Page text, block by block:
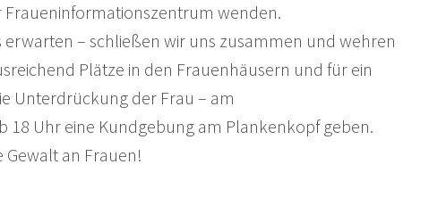
Frauen­informations­zentrum wenden.
– schließen wir uns zusammen und wehren
Plätze in den Frauenhäusern und für ein
Unterdrückung der Frau – am
18 Uhr eine Kundgebung am Plankenkopf geben.
an Frauen!